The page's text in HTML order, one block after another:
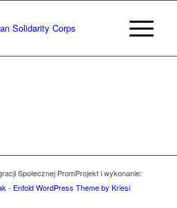
Społecznej PromProjekt i wykonanie:
- Enfold WordPress Theme by Kriesi